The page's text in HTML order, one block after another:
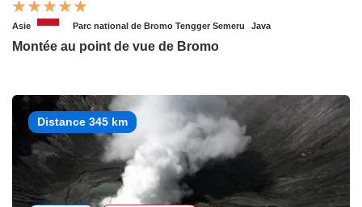
Asie Parc national de Bromo Tengger Semeru Java
Montée au point de vue de Bromo
Distance 345 km